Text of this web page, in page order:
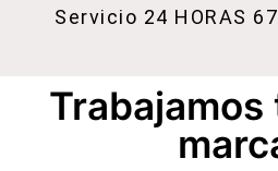
Servicio 24 HORAS
Trabajamos